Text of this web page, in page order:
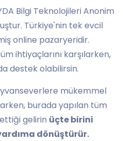
Bilgi Teknolojileri Anonim
Türkiye'nin tek evcil
online pazaryeridir.
ihtiyaçlarını karşılarken,
destek olabilirsin.
mükemmel
burada yapılan tüm
gelirin üçte birini
dönüştürür.